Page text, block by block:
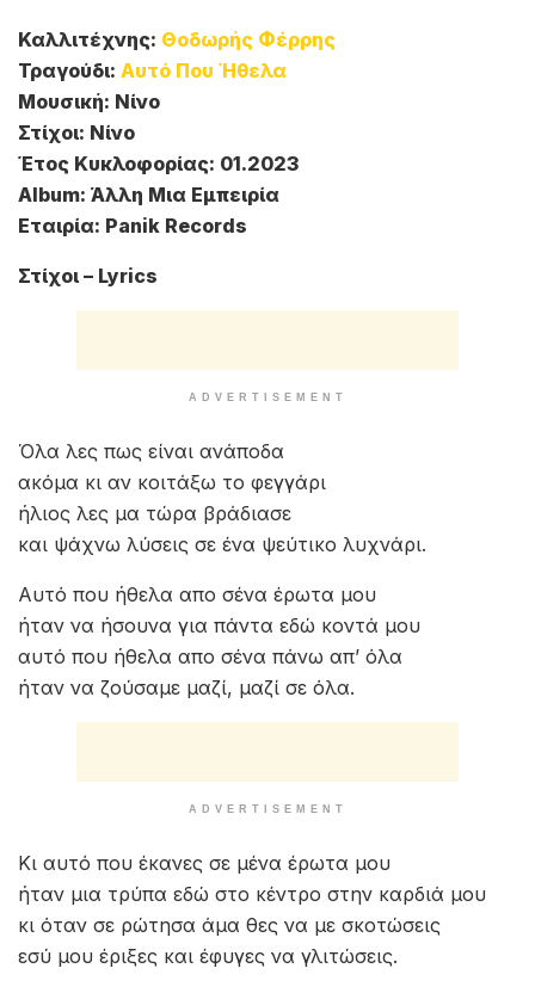
Καλλιτέχνης: Θοδωρής Φέρρης
Τραγούδι: Αυτό Που Ήθελα
Μουσική: Νίνο
Στίχοι: Νίνο
Έτος Κυκλοφορίας: 01.2023
Album: Άλλη Μια Εμπειρία
Εταιρία: Panik Records
Στίχοι – Lyrics
ADVERTISEMENT
Όλα λες πως είναι ανάποδα
ακόμα κι αν κοιτάξω το φεγγάρι
ήλιος λες μα τώρα βράδιασε
και ψάχνω λύσεις σε ένα ψεύτικο λυχνάρι.
Αυτό που ήθελα απο σένα έρωτα μου
ήταν να ήσουνα για πάντα εδώ κοντά μου
αυτό που ήθελα απο σένα πάνω απ’ όλα
ήταν να ζούσαμε μαζί, μαζί σε όλα.
ADVERTISEMENT
Κι αυτό που έκανες σε μένα έρωτα μου
ήταν μια τρύπα εδώ στο κέντρο στην καρδιά μου
κι όταν σε ρώτησα άμα θες να με σκοτώσεις
εσύ μου έριξες και έφυγες να γλιτώσεις.